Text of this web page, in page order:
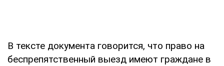
В тексте документа говорится, что право на
беспрепятственный выезд имеют граждане в